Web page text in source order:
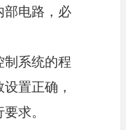
部电路，必
制系统的程
置正确，
求。